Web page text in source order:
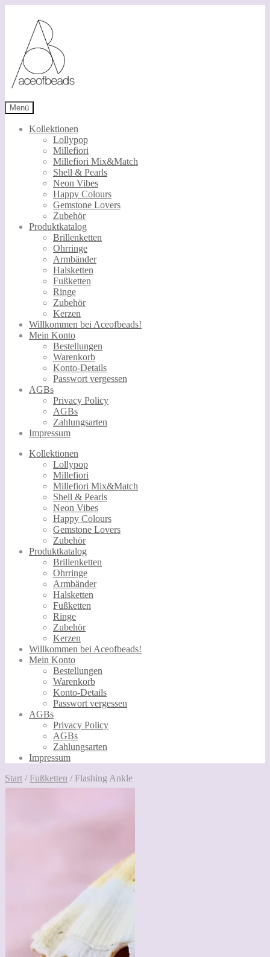
Navigation
springen
springen
Menü
Kollektionen
Lollypop
Millefiori
Millefiori Mix&Match
Shell & Pearls
Neon Vibes
Happy Colours
Gemstone Lovers
Zubehör
Produktkatalog
Brillenketten
Ohrringe
Armbänder
Halsketten
Fußketten
Ringe
Zubehör
Kerzen
Willkommen bei Aceofbeads!
Mein Konto
Bestellungen
Warenkorb
Konto-Details
Passwort vergessen
AGBs
Privacy Policy
AGBs
Zahlungsarten
Impressum
Kollektionen
Lollypop
Millefiori
Millefiori Mix&Match
Shell & Pearls
Neon Vibes
Happy Colours
Gemstone Lovers
Zubehör
Produktkatalog
Brillenketten
Ohrringe
Armbänder
Halsketten
Fußketten
Ringe
Zubehör
Kerzen
Willkommen bei Aceofbeads!
Mein Konto
Bestellungen
Warenkorb
Konto-Details
Passwort vergessen
AGBs
Privacy Policy
AGBs
Zahlungsarten
Impressum
Start / Fußketten / Flashing Ankle